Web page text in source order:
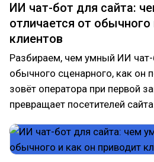
ИИ чат-бот для сайта:
отличается от обычного
клиентов
Разбираем, чем умный ИИ чат-
обычного сценарного, как он
зовёт оператора при первой
превращает посетителей